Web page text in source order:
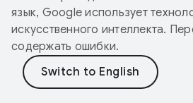
язык, Google использует
искусственного интеллекта.
содержать ошибки.